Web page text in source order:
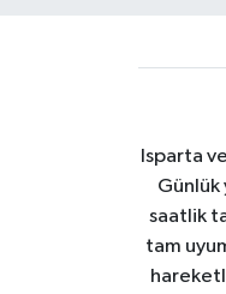
Isparta
Günlük
saatlik
tam